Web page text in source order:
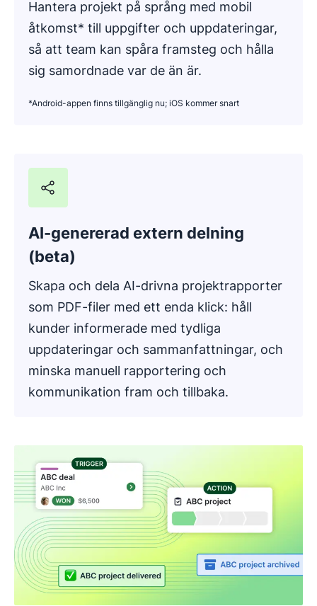
Hantera projekt på språng med mobil
åtkomst* till uppgifter och uppdateringar,
så att team kan spåra framsteg och hålla
sig samordnade var de än är.
*Android-appen finns tillgänglig nu; iOS kommer snart
AI-genererad extern delning
(beta)
Skapa och dela AI-drivna projektrapporter
som PDF-filer med ett enda klick: håll
kunder informerade med tydliga
uppdateringar och sammanfattningar, och
minska manuell rapportering och
kommunikation fram och tillbaka.